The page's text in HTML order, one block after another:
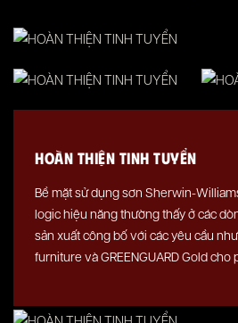
HOÀN THIỆN TINH TUYỂN
Bề mặt sử dụng sơn Sherwin-
logic hiệu năng thường thấy ở các
sản xuất công bố với các yêu cầu
furniture và GREENGUARD Gold cho